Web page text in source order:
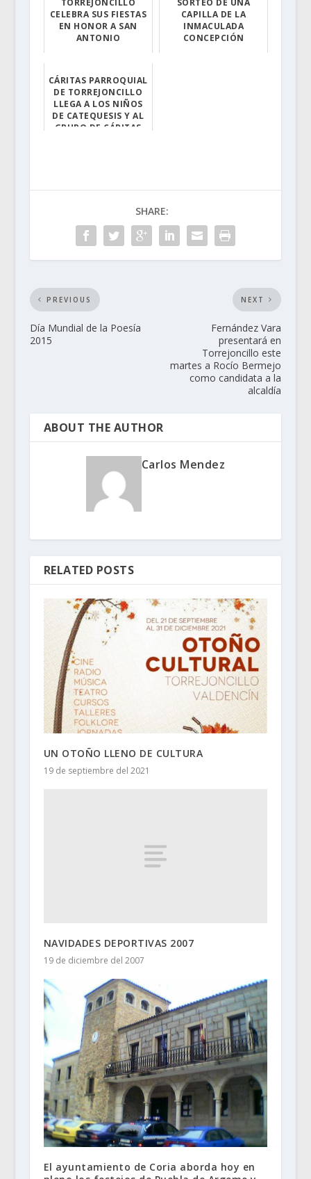
TORREJONCILLO
CELEBRA SUS FIESTAS
EN HONOR A SAN
ANTONIO
SORTEO DE UNA
CAPILLA DE LA
INMACULADA
CONCEPCIÓN
CÁRITAS PARROQUIAL
DE TORREJONCILLO
LLEGA A LOS NIÑOS
DE CATEQUESIS Y AL
GRUPO DE CÁRITAS
SHARE:
PREVIOUS
Día Mundial de la Poesía
2015
NEXT
Fernández Vara
presentará en
Torrejoncillo este
martes a Rocío Bermejo
como candidata a la
alcaldía
ABOUT THE AUTHOR
Carlos Mendez
RELATED POSTS
UN OTOÑO LLENO DE CULTURA
19 de septiembre del 2021
NAVIDADES DEPORTIVAS 2007
19 de diciembre del 2007
El ayuntamiento de Coria aborda hoy en